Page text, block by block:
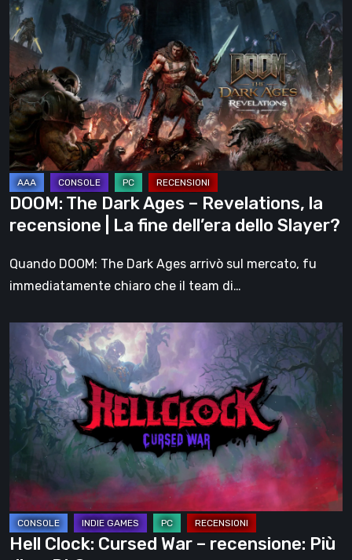
The
Dark
Ages
–
Revelations,
la
recensione
|
La
fine
dell’era
dello
Slayer?
DOOM: The Dark Ages – Revelations, la
recensione | La fine dell’era dello Slayer?
Quando DOOM: The Dark Ages arrivò sul mercato, fu
immediatamente chiaro che il team di…
Clock:
Cursed
War
–
recensione:
di
un
DLC
Hell Clock: Cursed War – recensione: Più